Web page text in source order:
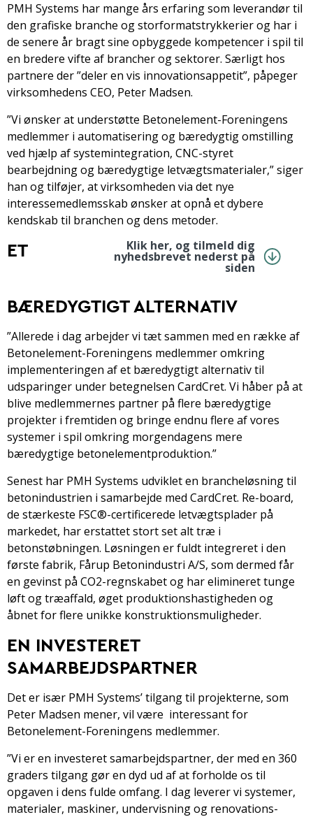
PMH Systems har mange års erfaring som leverandør til
den grafiske branche og storformatstrykkerier og har i
de senere år bragt sine opbyggede kompetencer i spil til
en bredere vifte af brancher og sektorer. Særligt hos
partnere der ”deler en vis innovationsappetit”, påpeger
virksomhedens CEO, Peter Madsen.
”Vi ønsker at understøtte Betonelement-Foreningens
medlemmer i automatisering og bæredygtig omstilling
ved hjælp af systemintegration, CNC-styret
bearbejdning og bæredygtige letvægtsmaterialer,” siger
han og tilføjer, at virksomheden via det nye
interessemedlemsskab ønsker at opnå et dybere
kendskab til branchen og dens metoder.
Klik her, og tilmeld dig
nyhedsbrevet nederst på
siden
ET
BÆREDYGTIGT ALTERNATIV
”Allerede i dag arbejder vi tæt sammen med en række af
Betonelement-Foreningens medlemmer omkring
implementeringen af et bæredygtigt alternativ til
udsparinger under betegnelsen CardCret. Vi håber på at
blive medlemmernes partner på flere bæredygtige
projekter i fremtiden og bringe endnu flere af vores
systemer i spil omkring morgendagens mere
bæredygtige betonelementproduktion.”
Senest har PMH Systems udviklet en brancheløsning til
betonindustrien i samarbejde med CardCret. Re-board,
de stærkeste FSC®-certificerede letvægtsplader på
markedet, har erstattet stort set alt træ i
betonstøbningen. Løsningen er fuldt integreret i den
første fabrik, Fårup Betonindustri A/S, som dermed får
en gevinst på CO2-regnskabet og har elimineret tunge
løft og træaffald, øget produktionshastigheden og
åbnet for flere unikke konstruktionsmuligheder.
EN INVESTERET
SAMARBEJDSPARTNER
Det er især PMH Systems’ tilgang til projekterne, som
Peter Madsen mener, vil være interessant for
Betonelement-Foreningens medlemmer.
”Vi er en investeret samarbejdspartner, der med en 360
graders tilgang gør en dyd ud af at forholde os til
opgaven i dens fulde omfang. I dag leverer vi systemer,
materialer, maskiner, undervisning og renovations-